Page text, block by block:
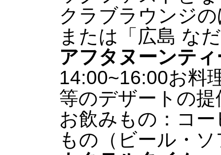
クラブラウンジ
または「広島 な
アフタヌーンティ
14:00~16:00お料
等のデザートの提
お飲みもの：コ
もの（ビール・